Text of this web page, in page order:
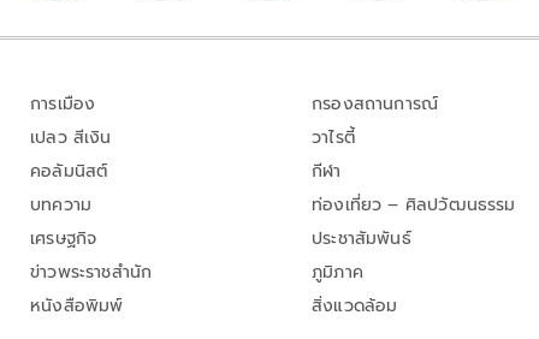
การเมือง
เปลว สีเงิน
คอลัมนิสต์
บทความ
เศรษฐกิจ
ข่าวพระราชสำนัก
หนังสือพิมพ์
กรองสถานการณ์
วาไรตี้
กีฬา
ท่องเที่ยว – ศิลปวัฒนธรรม
ประชาสัมพันธ์
ภูมิภาค
สิ่งแวดล้อม